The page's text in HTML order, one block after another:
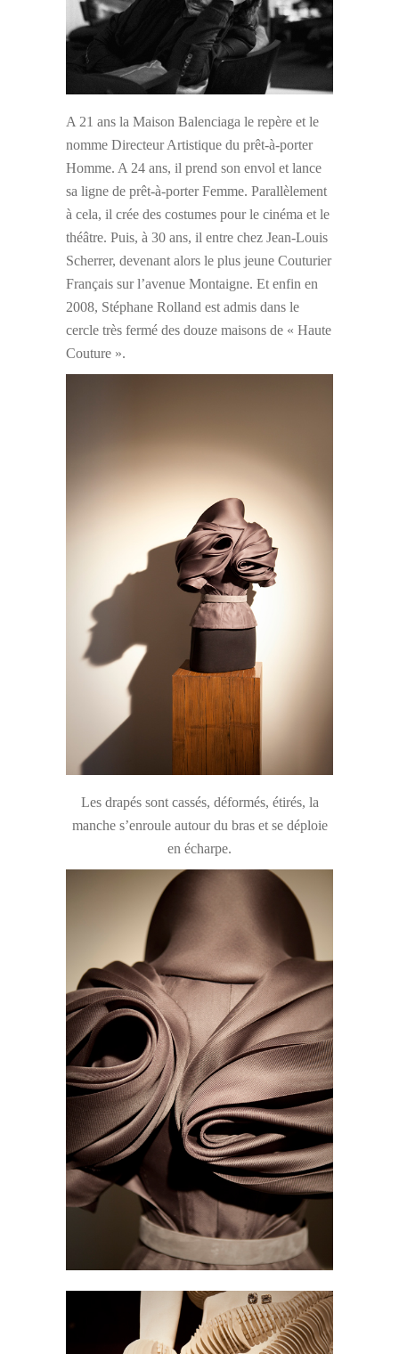
A 21 ans la Maison Balenciaga le repère et le
nomme Directeur Artistique du prêt-à-porter
Homme. A 24 ans, il prend son envol et lance
sa ligne de prêt-à-porter Femme. Parallèlement
à cela, il crée des costumes pour le cinéma et le
théâtre. Puis, à 30 ans, il entre chez Jean-Louis
Scherrer, devenant alors le plus jeune Couturier
Français sur l’avenue Montaigne. Et enfin en
2008, Stéphane Rolland est admis dans le
cercle très fermé des douze maisons de « Haute
Couture ».
Les drapés sont cassés, déformés, étirés, la
manche s’enroule autour du bras et se déploie
en écharpe.